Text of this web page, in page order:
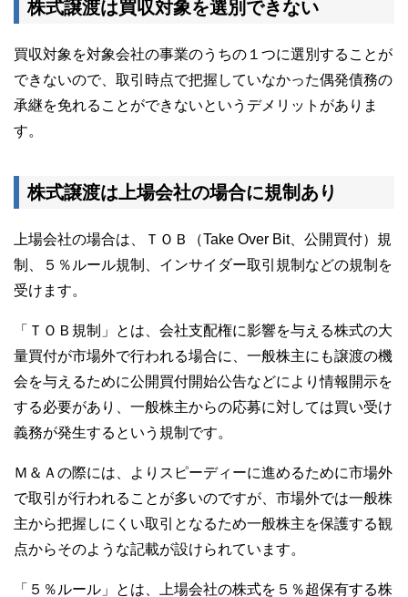
株式譲渡は買収対象を選別できない
買収対象を対象会社の事業のうちの１つに選別することが
できないので、取引時点で把握していなかった偶発債務の
承継を免れることができないというデメリットがありま
す。
株式譲渡は上場会社の場合に規制あり
上場会社の場合は、ＴＯＢ（Take Over Bit、公開買付）規
制、５％ルール規制、インサイダー取引規制などの規制を
受けます。
「ＴＯＢ規制」とは、会社支配権に影響を与える株式の大
量買付が市場外で行われる場合に、一般株主にも譲渡の機
会を与えるために公開買付開始公告などにより情報開示を
する必要があり、一般株主からの応募に対しては買い受け
義務が発生するという規制です。
Ｍ＆Ａの際には、よりスピーディーに進めるために市場外
で取引が行われることが多いのですが、市場外では一般株
主から把握しにくい取引となるため一般株主を保護する観
点からそのような記載が設けられています。
「５％ルール」とは、上場会社の株式を５％超保有する株